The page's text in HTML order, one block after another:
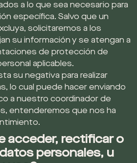
a lo que sea necesario para
específica. Salvo que un
solicitaremos a los
su información y se atengan a
de protección de
aplicables.
su negativa para realizar
lo cual puede hacer enviando
a nuestro coordinador de
entenderemos que nos ha
acceder, rectificar o
personales, u